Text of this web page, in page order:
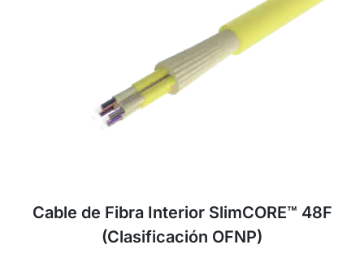
Cable de Fibra Interior SlimCORE™ 48F
(Clasificación OFNP)